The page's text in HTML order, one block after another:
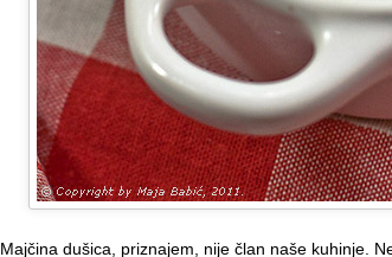
Majčina dušica, priznajem, nije član naše kuhinje.